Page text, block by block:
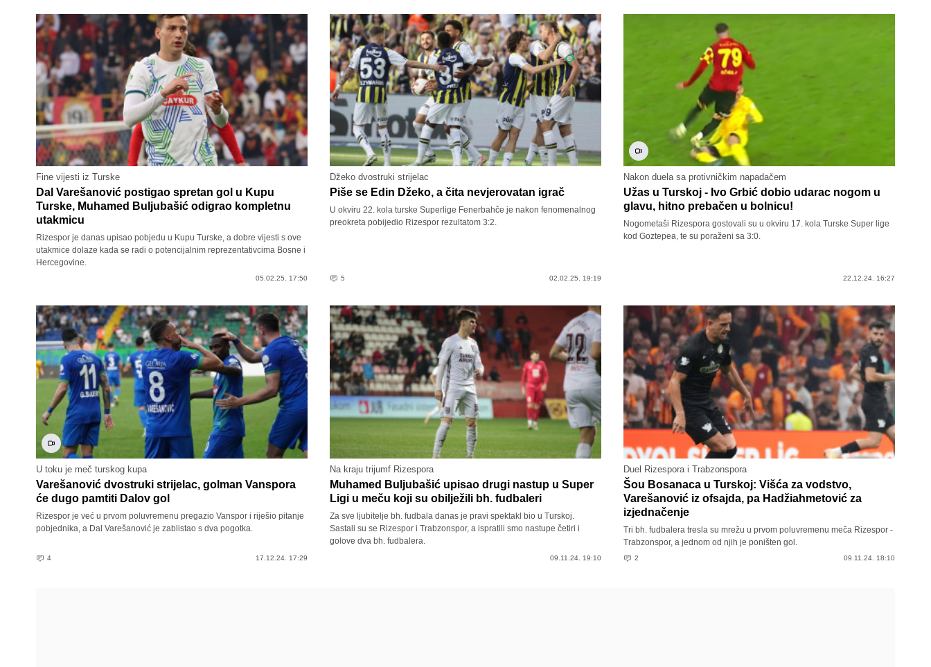
Fine vijesti iz Turske
Dal Varešanović postigao spretan gol u Kupu
Turske, Muhamed Buljubašić odigrao kompletnu
utakmicu
Rizespor je danas upisao pobjedu u Kupu Turske, a dobre vijesti s ove
utakmice dolaze kada se radi o potencijalnim reprezentativcima Bosne i
Hercegovine.
05.02.25. 17:50
Džeko dvostruki strijelac
Piše se Edin Džeko, a čita nevjerovatan igrač
U okviru 22. kola turske Superlige Fenerbahče je nakon fenomenalnog
preokreta pobijedio Rizespor rezultatom 3:2.
5 02.02.25. 19:19
Nakon duela sa protivničkim napadačem
Užas u Turskoj - Ivo Grbić dobio udarac nogom u
glavu, hitno prebačen u bolnicu!
Nogometaši Rizespora gostovali su u okviru 17. kola Turske Super lige
kod Goztepea, te su poraženi sa 3:0.
22.12.24. 16:27
U toku je meč turskog kupa
Varešanović dvostruki strijelac, golman Vanspora
će dugo pamtiti Dalov gol
Rizespor je već u prvom poluvremenu pregazio Vanspor i riješio pitanje
pobjednika, a Dal Varešanović je zablistao s dva pogotka.
4 17.12.24. 17:29
Na kraju trijumf Rizespora
Muhamed Buljubašić upisao drugi nastup u Super
Ligi u meču koji su obilježili bh. fudbaleri
Za sve ljubitelje bh. fudbala danas je pravi spektakl bio u Turskoj.
Sastali su se Rizespor i Trabzonspor, a ispratili smo nastupe četiri i
golove dva bh. fudbalera.
09.11.24. 19:10
Duel Rizespora i Trabzonspora
Šou Bosanaca u Turskoj: Višća za vodstvo,
Varešanović iz ofsajda, pa Hadžiahmetović za
izjednačenje
Tri bh. fudbalera tresla su mrežu u prvom poluvremenu meča Rizespor -
Trabzonspor, a jednom od njih je poništen gol.
2 09.11.24. 18:10